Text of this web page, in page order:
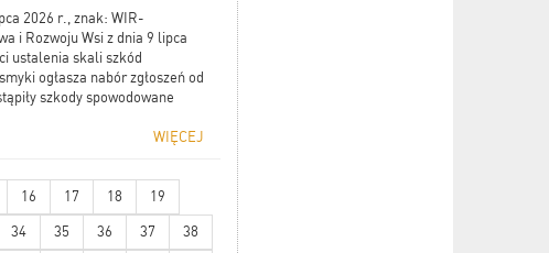
2026 r., znak: WIR-
i Rozwoju Wsi z dnia 9 lipca
ustalenia skali szkód
ogłasza nabór zgłoszeń od
szkody spowodowane
WIĘCEJ
16 17 18 19
34 35 36 37 38